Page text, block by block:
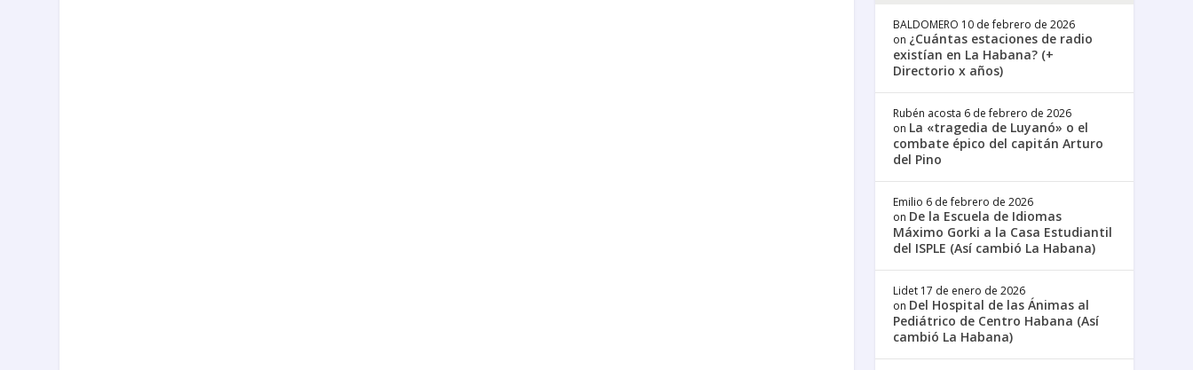
BALDOMERO 10 de febrero de 2026
on ¿Cuántas estaciones de radio
existían en La Habana? (+
Directorio x años)
Rubén acosta 6 de febrero de 2026
on La «tragedia de Luyanó» o el
combate épico del capitán Arturo
del Pino
Emilio 6 de febrero de 2026
on De la Escuela de Idiomas
Máximo Gorki a la Casa Estudiantil
del ISPLE (Así cambió La Habana)
Lidet 17 de enero de 2026
on Del Hospital de las Ánimas al
Pediátrico de Centro Habana (Así
cambió La Habana)